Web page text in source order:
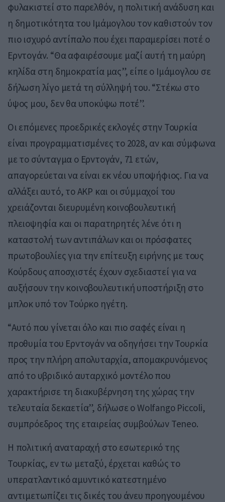
φυλακιστεί στο παρελθόν, η πολιτική ανάδυση και
η δημοτικότητα του Ιμάμογλου τον καθιστούν τον
πιο ισχυρό αντίπαλο που έχει παραμερίσει ποτέ ο
Ερντογάν. “Θα αφαιρέσουμε μαζί αυτή τη μαύρη
κηλίδα στη δημοκρατία μας”, είπε ο Ιμάμογλου σε
δήλωση λίγο μετά τη σύλληψή του. “Στέκω στο
ύψος μου, δεν θα υποκύψω ποτέ”.
Οι επόμενες προεδρικές εκλογές στην Τουρκία
είναι προγραμματισμένες το 2028, αν και σύμφωνα
με το σύνταγμα ο Ερντογάν, 71 ετών,
απαγορεύεται να είναι εκ νέου υποψήφιος. Για να
αλλάξει αυτό, το AKP και οι σύμμαχοί του
χρειάζονται διευρυμένη κοινοβουλευτική
πλειοψηφία και οι παρατηρητές λένε ότι η
καταστολή των αντιπάλων και οι πρόσφατες
πρωτοβουλίες για την επίτευξη ειρήνης με τους
Κούρδους αποσχιστές έχουν σχεδιαστεί για να
αυξήσουν την κοινοβουλευτική υποστήριξη στο
μπλοκ υπό τον Τούρκο ηγέτη.
“Αυτό που γίνεται όλο και πιο σαφές είναι η
προθυμία του Ερντογάν να οδηγήσει την Τουρκία
προς την πλήρη απολυταρχία, απομακρυνόμενος
από το υβριδικό αυταρχικό μοντέλο που
χαρακτήρισε τη διακυβέρνηση της χώρας την
τελευταία δεκαετία”, δήλωσε ο Wolfango Piccoli,
συμπρόεδρος της εταιρείας συμβούλων Teneo.
Η πολιτική αναταραχή στο εσωτερικό της
Τουρκίας, εν τω μεταξύ, έρχεται καθώς το
υπερατλαντικό αμυντικό κατεστημένο
αντιμετωπίζει τις δικές του άνευ προηγουμένου